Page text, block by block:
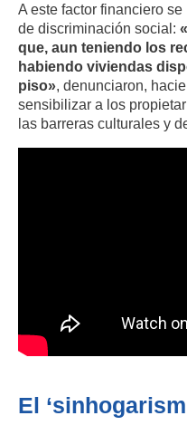
A este factor financiero
de discriminación social:
que, aun teniendo los
habiendo viviendas
piso», denunciaron,
sensibilizar a los
las barreras culturales y
El